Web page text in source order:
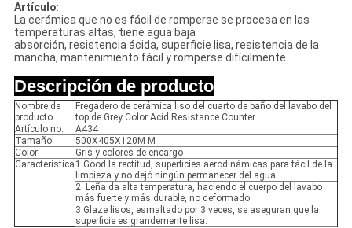
Artículo:
La cerámica que no es fácil de romperse se procesa en las
temperaturas altas, tiene agua baja
absorción, resistencia ácida, superficie lisa, resistencia de la
mancha, mantenimiento fácil y romperse difícilmente.
Descripción de producto
Nombre de
producto
Fregadero de cerámica liso del cuarto de baño del lavabo del
top de Grey Color Acid Resistance Counter
Artículo no.
A434
Tamaño
500X405X120M M
Color
Gris y colores de encargo
Característica 1.Good la rectitud, superficies aerodinámicas para fácil de la
limpieza y no dejó ningún permanecer del agua.
2. Leña da alta temperatura, haciendo el cuerpo del lavabo
más fuerte y más durable, no deformado.
3.Glaze lisos, esmaltado por 3 veces, se aseguran que la
superficie es grandemente lisa.